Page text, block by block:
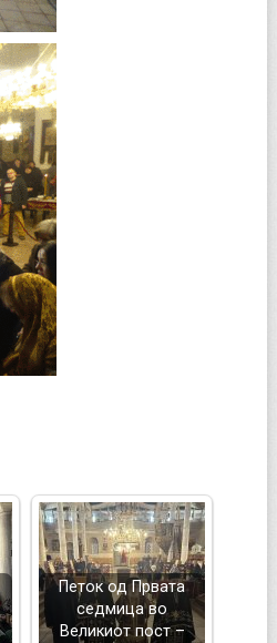
Петок од Првата
седмица во
Великиот пост –